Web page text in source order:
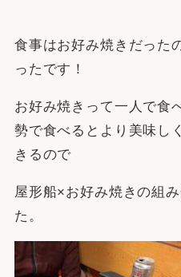
食事はお好み焼きだった
ったです！
お好み焼きって一人で食
勢で食べるとより美味し
きるので
屋形船×お好み焼きの組
た。